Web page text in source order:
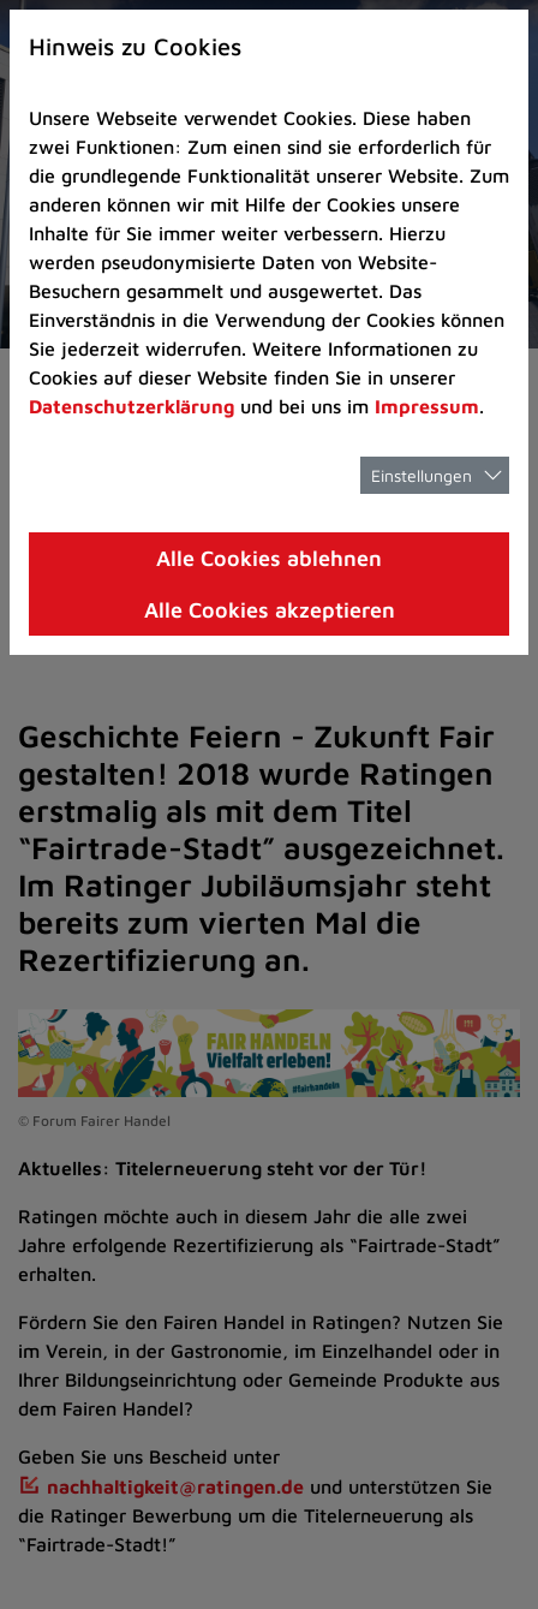
Zur
Startseite
Zum
Seitenanfang
springen
(Schnelltaste
A)
Zur
Navigation/Menü
springen
(Schnelltaste
M)
Zur
8)
Nachhaltigkeit Gemeinsam für
Fairtrade-Stadt
Ratingen
Geschichte Feiern - Zukunft Fair
gestalten! 2018 wurde Ratingen
erstmalig als mit dem Titel
“Fairtrade-Stadt” ausgezeichnet.
Im Ratinger Jubiläumsjahr steht
bereits zum vierten Mal die
Rezertifizierung an.
© Forum Fairer Handel
Aktuelles: Titelerneuerung steht vor der Tür!
Ratingen möchte auch in diesem Jahr die alle zwei
Jahre erfolgende Rezertifizierung als “Fairtrade-Stadt”
erhalten.
Fördern Sie den Fairen Handel in Ratingen? Nutzen Sie
im Verein, in der Gastronomie, im Einzelhandel oder in
Ihrer Bildungseinrichtung oder Gemeinde Produkte aus
dem Fairen Handel?
Geben Sie uns Bescheid unter
nachhaltigkeit@ratingen.deund unterstützen Sie
die Ratinger Bewerbung um die Titelerneuerung als
“Fairtrade-Stadt!”
Hinweis zu Cookies
Unsere Webseite verwendet Cookies. Diese haben
zwei Funktionen: Zum einen sind sie erforderlich für
die grundlegende Funktionalität unserer Website. Zum
anderen können wir mit Hilfe der Cookies unsere
Inhalte für Sie immer weiter verbessern. Hierzu
werden pseudonymisierte Daten von Website-
Besuchern gesammelt und ausgewertet. Das
Einverständnis in die Verwendung der Cookies können
Sie jederzeit widerrufen. Weitere Informationen zu
Cookies auf dieser Website finden Sie in unserer
Datenschutzerklärung und bei uns im Impressum.
Einstellungen
Alle Cookies ablehnen
Alle Cookies akzeptieren